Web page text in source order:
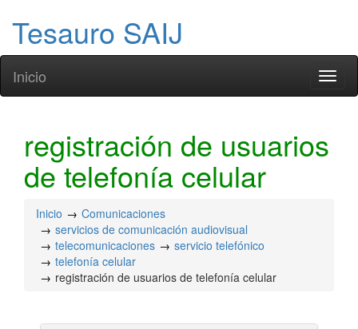
Tesauro SAIJ
Inicio
registración de usuarios
de telefonía celular
Inicio
Comunicaciones
servicios de comunicación audiovisual
telecomunicaciones
servicio telefónico
telefonía celular
registración de usuarios de telefonía celular